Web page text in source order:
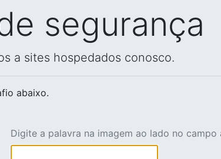
segurança
a sites hospedados conosco.
abaixo.
Digite a palavra na imagem ao lado no campo